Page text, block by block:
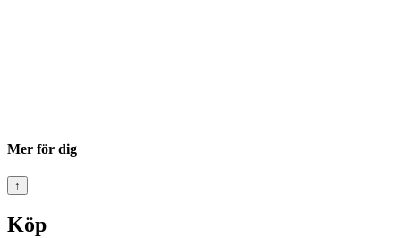
Mer för dig
↑
Köp